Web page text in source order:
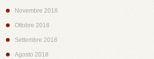
Novembre 2018
Ottobre 2018
Settembre 2018
Agosto 2018